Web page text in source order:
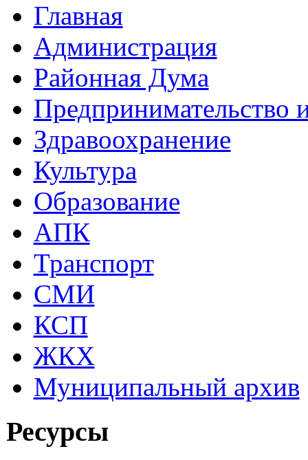
Главная
Администрация
Районная Дума
Предпринимательство
Здравоохранение
Культура
Образование
АПК
Транспорт
СМИ
КСП
ЖКХ
Муниципальный архив
Ресурсы